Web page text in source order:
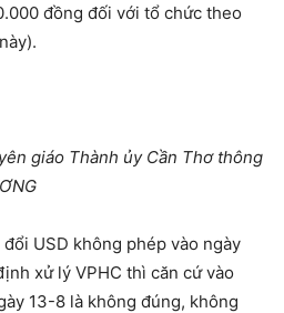
đồng đối với tổ chức theo
giáo Thành ủy Cần Thơ thông
USD không phép vào ngày
xử lý VPHC thì căn cứ vào
13-8 là không đúng, không